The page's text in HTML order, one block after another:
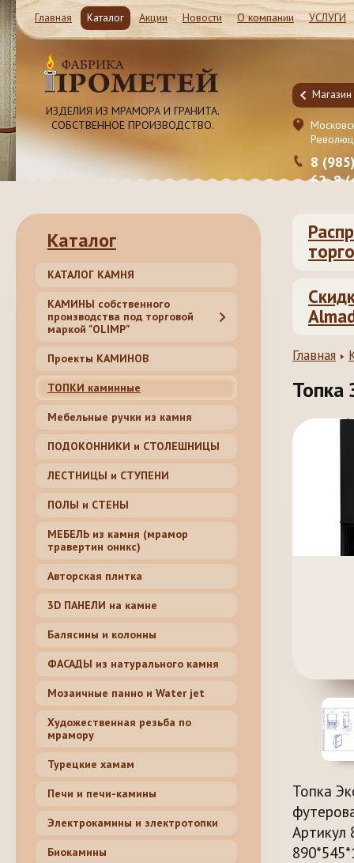
Главная Каталог Акции Новости О компании УСЛУГИ
ИЗДЕЛИЯ ИЗ МРАМОРА И ГРАНИТА.
СОБСТВЕННОЕ ПРОИЗВОДСТВО.
Магазин и Производство
Московская обл. Ленинский район, Молоково ул.
Революционная 41c1
8 (985) 999-98-39, 8 (495) 181-50-
62, 8 (499) 317-74-44 (55)
8
62, 8
Главная
Топка
Топка
Артикул
Каталог
КАТАЛОГ КАМНЯ
КАМИНЫ собственного
производства под торговой
маркой "OLIMP"
Проекты КАМИНОВ
ТОПКИ каминные
Мебельные ручки из камня
ПОДОКОННИКИ и СТОЛЕШНИЦЫ
ЛЕСТНИЦЫ и СТУПЕНИ
ПОЛЫ и СТЕНЫ
МЕБЕЛЬ из камня (мрамор
травертин оникс)
Авторская плитка
3D ПАНЕЛИ на камне
Балясины и колонны
ФАСАДЫ из натурального камня
Мозаичные панно и Water jet
Художественная резьба по
мрамору
Турецкие хамам
Печи и печи-камины
Электрокамины и электротопки
Биокамины